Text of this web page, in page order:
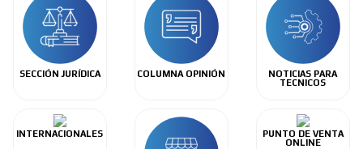
SECCIÓN JURÍDICA COLUMNA OPINIÓN
NOTICIAS PARA
TECNICOS
INTERNACIONALES
PUNTO DE VENTA
ONLINE